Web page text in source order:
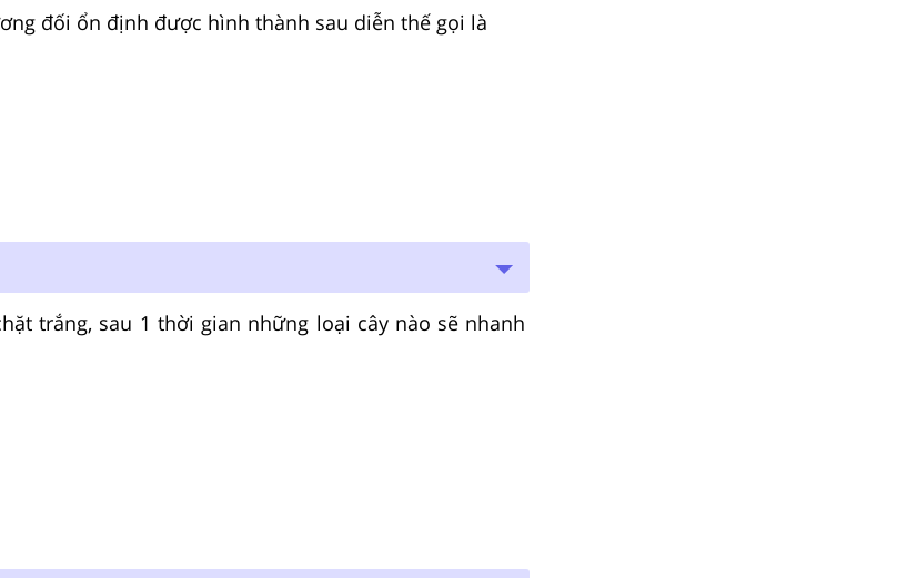
đối ổn định được hình thành sau diễn thế gọi là
trắng, sau 1 thời gian những loại cây nào sẽ nhanh